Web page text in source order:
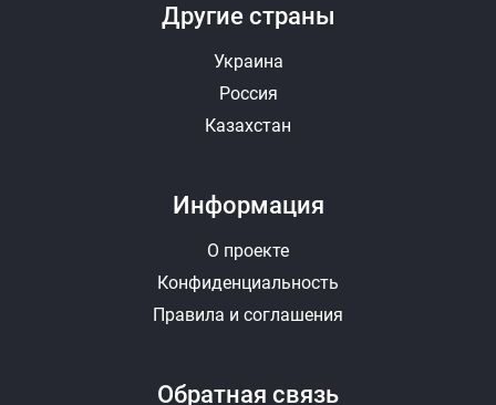
Другие страны
Украина
Россия
Казахстан
Информация
О проекте
Конфиденциальность
Правила и соглашения
Обратная связь